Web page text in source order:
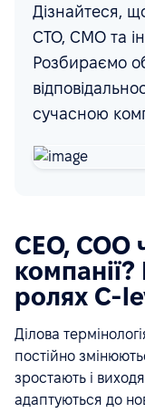
Дізнайтеся,
CTO, CMO та
Розбираємо
сучасною
CEO, COO
ролях C-
Ділова
постійно
зростають і
адаптуються до